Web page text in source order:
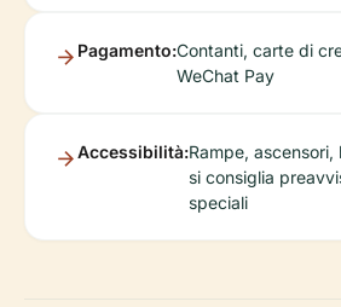
Pagamento:Contanti, carte di
WeChat Pay
Accessibilità:Rampe,
si consiglia
speciali